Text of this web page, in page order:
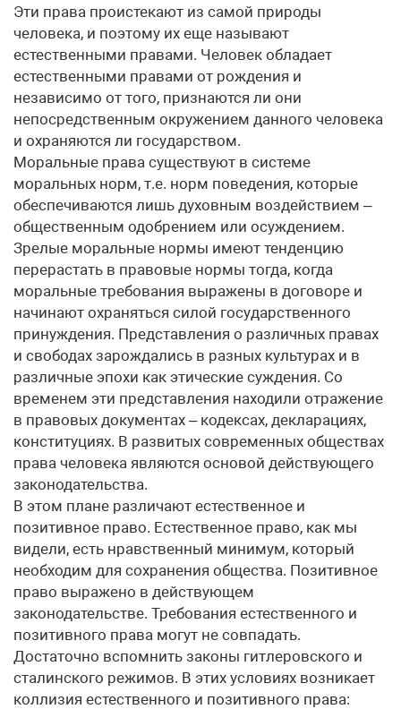
Эти права проистекают из самой природы
человека, и поэтому их еще называют
естественными правами. Человек обладает
естественными правами от рождения и
независимо от того, признаются ли они
непосредственным окружением данного человека
и охраняются ли государством.
Моральные права существуют в системе
моральных норм, т.е. норм поведения, которые
обеспечиваются лишь духовным воздействием –
общественным одобрением или осуждением.
Зрелые моральные нормы имеют тенденцию
перерастать в правовые нормы тогда, когда
моральные требования выражены в договоре и
начинают охраняться силой государственного
принуждения. Представления о различных правах
и свободах зарождались в разных культурах и в
различные эпохи как этические суждения. Со
временем эти представления находили отражение
в правовых документах – кодексах, декларациях,
конституциях. В развитых современных обществах
права человека являются основой действующего
законодательства.
В этом плане различают естественное и
позитивное право. Естественное право, как мы
видели, есть нравственный минимум, который
необходим для сохранения общества. Позитивное
право выражено в действующем
законодательстве. Требования естественного и
позитивного права могут не совпадать.
Достаточно вспомнить законы гитлеровского и
сталинского режимов. В этих условиях возникает
коллизия естественного и позитивного права: